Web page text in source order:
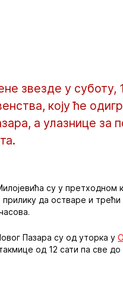
звезде у суботу,
коју ће
а улазнице за
су у
да остваре и
Пазара су од уторка у
од 12 сати па све